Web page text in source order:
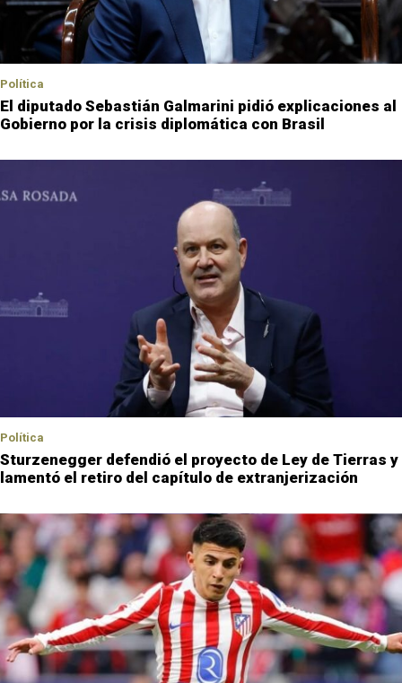
Política
El diputado Sebastián Galmarini pidió explicaciones al
Gobierno por la crisis diplomática con Brasil
Política
Sturzenegger defendió el proyecto de Ley de Tierras y
lamentó el retiro del capítulo de extranjerización